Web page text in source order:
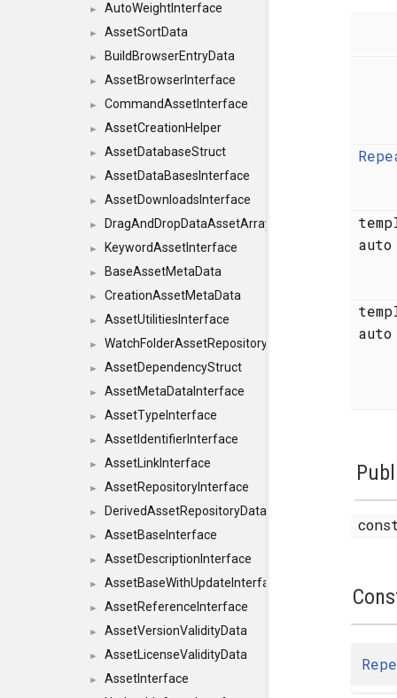
► AutoWeightInterface
► AssetSortData
► BuildBrowserEntryData
► AssetBrowserInterface
► CommandAssetInterface
► AssetCreationHelper
► AssetDatabaseStruct
► AssetDataBasesInterface
► AssetDownloadsInterface
► DragAndDropDataAssetArray
► KeywordAssetInterface
► BaseAssetMetaData
► CreationAssetMetaData
► AssetUtilitiesInterface
► WatchFolderAssetRepositoryInterface
► AssetDependencyStruct
► AssetMetaDataInterface
► AssetTypeInterface
► AssetIdentifierInterface
► AssetLinkInterface
► AssetRepositoryInterface
► DerivedAssetRepositoryDataInterface
► AssetBaseInterface
► AssetDescriptionInterface
► AssetBaseWithUpdateInterface
► AssetReferenceInterface
► AssetVersionValidityData
► AssetLicenseValidityData
►
AssetInterface